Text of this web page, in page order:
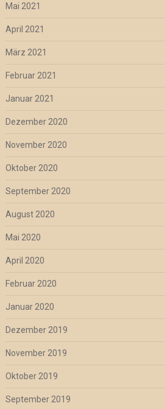
Mai 2021
April 2021
März 2021
Februar 2021
Januar 2021
Dezember 2020
November 2020
Oktober 2020
September 2020
August 2020
Mai 2020
April 2020
Februar 2020
Januar 2020
Dezember 2019
November 2019
Oktober 2019
September 2019